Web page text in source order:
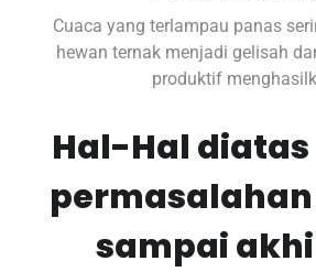
Cuaca yang terlampau panas
hewan ternak menjadi gelisah
produktif
Hal-Hal
permasalahan
sampai